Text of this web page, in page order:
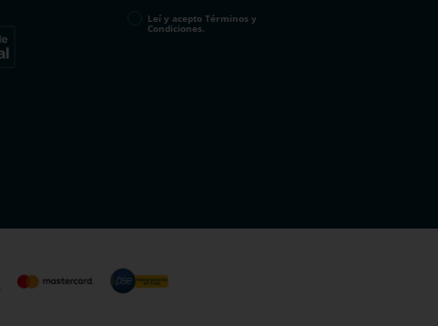
Leí y acepto Términos y
Condiciones.